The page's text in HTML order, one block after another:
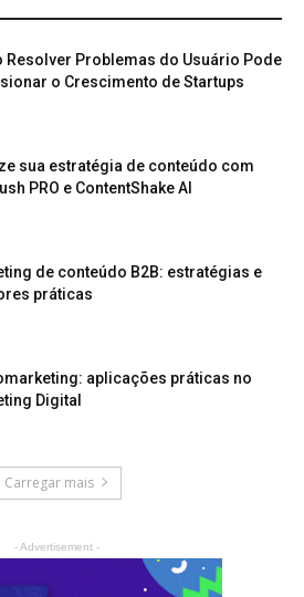
Resolver Problemas do Usuário Pode
o Crescimento de Startups
sua estratégia de conteúdo com
PRO e ContentShake AI
de conteúdo B2B: estratégias e
práticas
aplicações práticas no
Digital
Carregar mais
- Advertisement -